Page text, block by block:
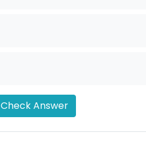
Check Answer